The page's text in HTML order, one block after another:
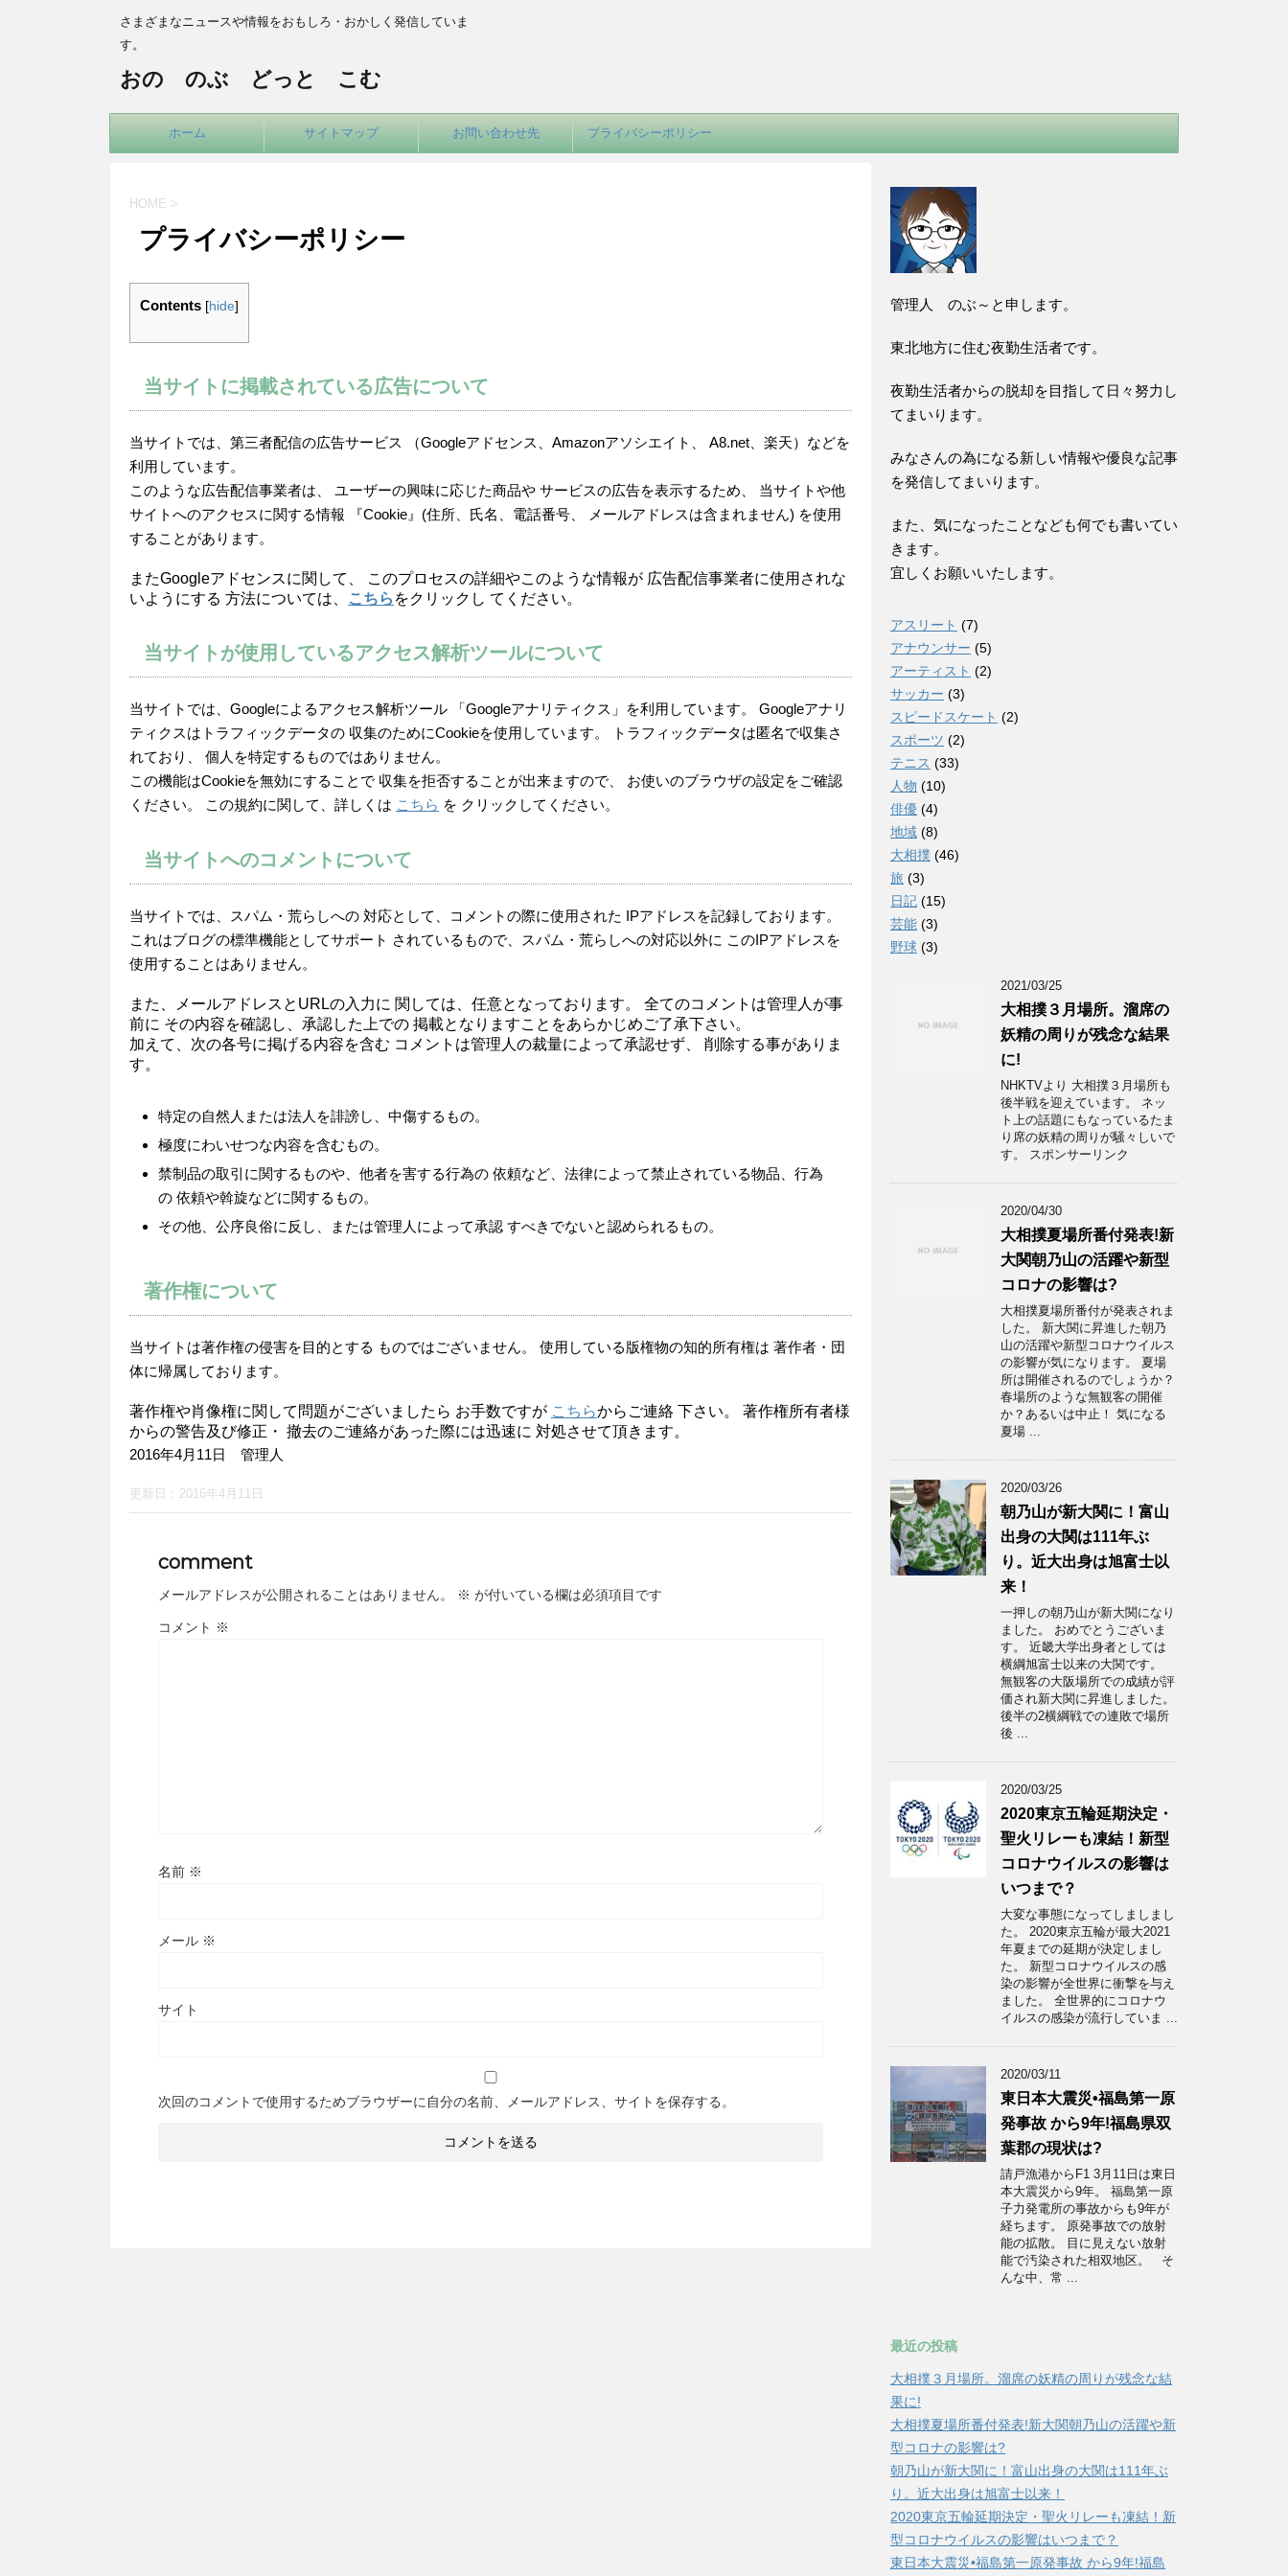
さまざまなニュースや情報をおもしろ・おかしく発信していま
す。
おの のぶ どっと こむ
ホーム サイトマップ お問い合わせ先 プライバシーポリシー
HOME >
プライバシーポリシー
Contents [hide]
当サイトに掲載されている広告について
当サイトでは、第三者配信の広告サービス （Googleアドセンス、Amazonアソシエイト、 A8.net、楽天）などを
利用しています。
このような広告配信事業者は、 ユーザーの興味に応じた商品や サービスの広告を表示するため、 当サイトや他
サイトへのアクセスに関する情報 『Cookie』(住所、氏名、電話番号、 メールアドレスは含まれません) を使用
することがあります。
またGoogleアドセンスに関して、 このプロセスの詳細やこのような情報が 広告配信事業者に使用されな
いようにする 方法については、
こちら をクリックし てください。
当サイトが使用しているアクセス解析ツールについて
当サイトでは、Googleによるアクセス解析ツール 「Googleアナリティクス」を利用しています。 Googleアナリ
ティクスはトラフィックデータの 収集のためにCookieを使用しています。 トラフィックデータは匿名で収集さ
れており、 個人を特定するものではありません。
この機能はCookieを無効にすることで 収集を拒否することが出来ますので、 お使いのブラウザの設定をご確認
ください。 この規約に関して、詳しくは こちら を クリックしてください。
当サイトへのコメントについて
当サイトでは、スパム・荒らしへの 対応として、コメントの際に使用された IPアドレスを記録しております。
これはブログの標準機能としてサポート されているもので、スパム・荒らしへの対応以外に このIPアドレスを
使用することはありません。
また、メールアドレスとURLの入力に 関しては、任意となっております。 全てのコメントは管理人が事
前に その内容を確認し、承認した上での 掲載となりますことをあらかじめご了承下さい。
加えて、次の各号に掲げる内容を含む コメントは管理人の裁量によって承認せず、 削除する事がありま
す。
特定の自然人または法人を誹謗し、中傷するもの。
極度にわいせつな内容を含むもの。
禁制品の取引に関するものや、他者を害する行為の 依頼など、法律によって禁止されている物品、行為
の 依頼や斡旋などに関するもの。
その他、公序良俗に反し、または管理人によって承認 すべきでないと認められるもの。
著作権について
当サイトは著作権の侵害を目的とする ものではございません。 使用している版権物の知的所有権は 著作者・団
体に帰属しております。
著作権や肖像権に関して問題がございましたら お手数ですが こちらからご連絡 下さい。 著作権所有者様
からの警告及び修正・ 撤去のご連絡があった際には迅速に 対処させて頂きます。
2016年4月11日 管理人
更新日： 2016年4月11日
comment
メールアドレスが公開されることはありません。 ※ が付いている欄は必須項目です
コメント ※
名前 ※
メール ※
サイト
次回のコメントで使用するためブラウザーに自分の名前、メールアドレス、サイトを保存する。
管理人 のぶ～と申します。
東北地方に住む夜勤生活者です。
夜勤生活者からの脱却を目指して日々努力し
てまいります。
みなさんの為になる新しい情報や優良な記事
を発信してまいります。
また、気になったことなども何でも書いてい
きます。
宜しくお願いいたします。
アスリート (7)
アナウンサー (5)
アーティスト (2)
サッカー (3)
スピードスケート (2)
スポーツ (2)
テニス (33)
人物 (10)
俳優 (4)
地域 (8)
大相撲 (46)
旅 (3)
日記 (15)
芸能 (3)
野球 (3)
2021/03/25
大相撲３月場所。溜席の
妖精の周りが残念な結果
に!
NHKTVより 大相撲３月場所も
後半戦を迎えています。 ネッ
ト上の話題にもなっているたま
り席の妖精の周りが騒々しいで
す。 スポンサーリンク
2020/04/30
大相撲夏場所番付発表!新
大関朝乃山の活躍や新型
コロナの影響は?
大相撲夏場所番付が発表されま
した。 新大関に昇進した朝乃
山の活躍や新型コロナウイルス
の影響が気になります。 夏場
所は開催されるのでしょうか？
春場所のような無観客の開催
か？あるいは中止！ 気になる
夏場 ...
2020/03/26
朝乃山が新大関に！富山
出身の大関は111年ぶ
り。近大出身は旭富士以
来！
一押しの朝乃山が新大関になり
ました。 おめでとうございま
す。 近畿大学出身者としては
横綱旭富士以来の大関です。
無観客の大阪場所での成績が評
価され新大関に昇進しました。
後半の2横綱戦での連敗で場所
後 ...
2020/03/25
2020東京五輪延期決定・
聖火リレーも凍結！新型
コロナウイルスの影響は
いつまで？
大変な事態になってしましまし
た。 2020東京五輪が最大2021
年夏までの延期が決定しまし
た。 新型コロナウイルスの感
染の影響が全世界に衝撃を与え
ました。 全世界的にコロナウ
イルスの感染が流行していま ...
2020/03/11
東日本大震災•福島第一原
発事故 から9年!福島県双
葉郡の現状は?
請戸漁港からF1 3月11日は東日
本大震災から9年。 福島第一原
子力発電所の事故からも9年が
経ちます。 原発事故での放射
能の拡散。 目に見えない放射
能で汚染された相双地区。 そ
んな中、常 ...
最近の投稿
大相撲３月場所。溜席の妖精の周りが残念な結
果に!
大相撲夏場所番付発表!新大関朝乃山の活躍や新
型コロナの影響は?
朝乃山が新大関に！富山出身の大関は111年ぶ
り。近大出身は旭富士以来！
2020東京五輪延期決定・聖火リレーも凍結！新
型コロナウイルスの影響はいつまで？
東日本大震災•福島第一原発事故 から9年!福島